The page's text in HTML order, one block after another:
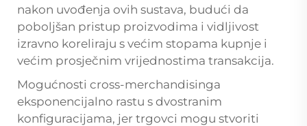
nakon uvođenja ovih sustava, budući da
poboljšan pristup proizvodima i vidljivost
izravno koreliraju s većim stopama kupnje i
većim prosječnim vrijednostima transakcija.
Mogućnosti cross-merchandisinga
eksponencijalno rastu s dvostranim
konfiguracijama, jer trgovci mogu stvoriti